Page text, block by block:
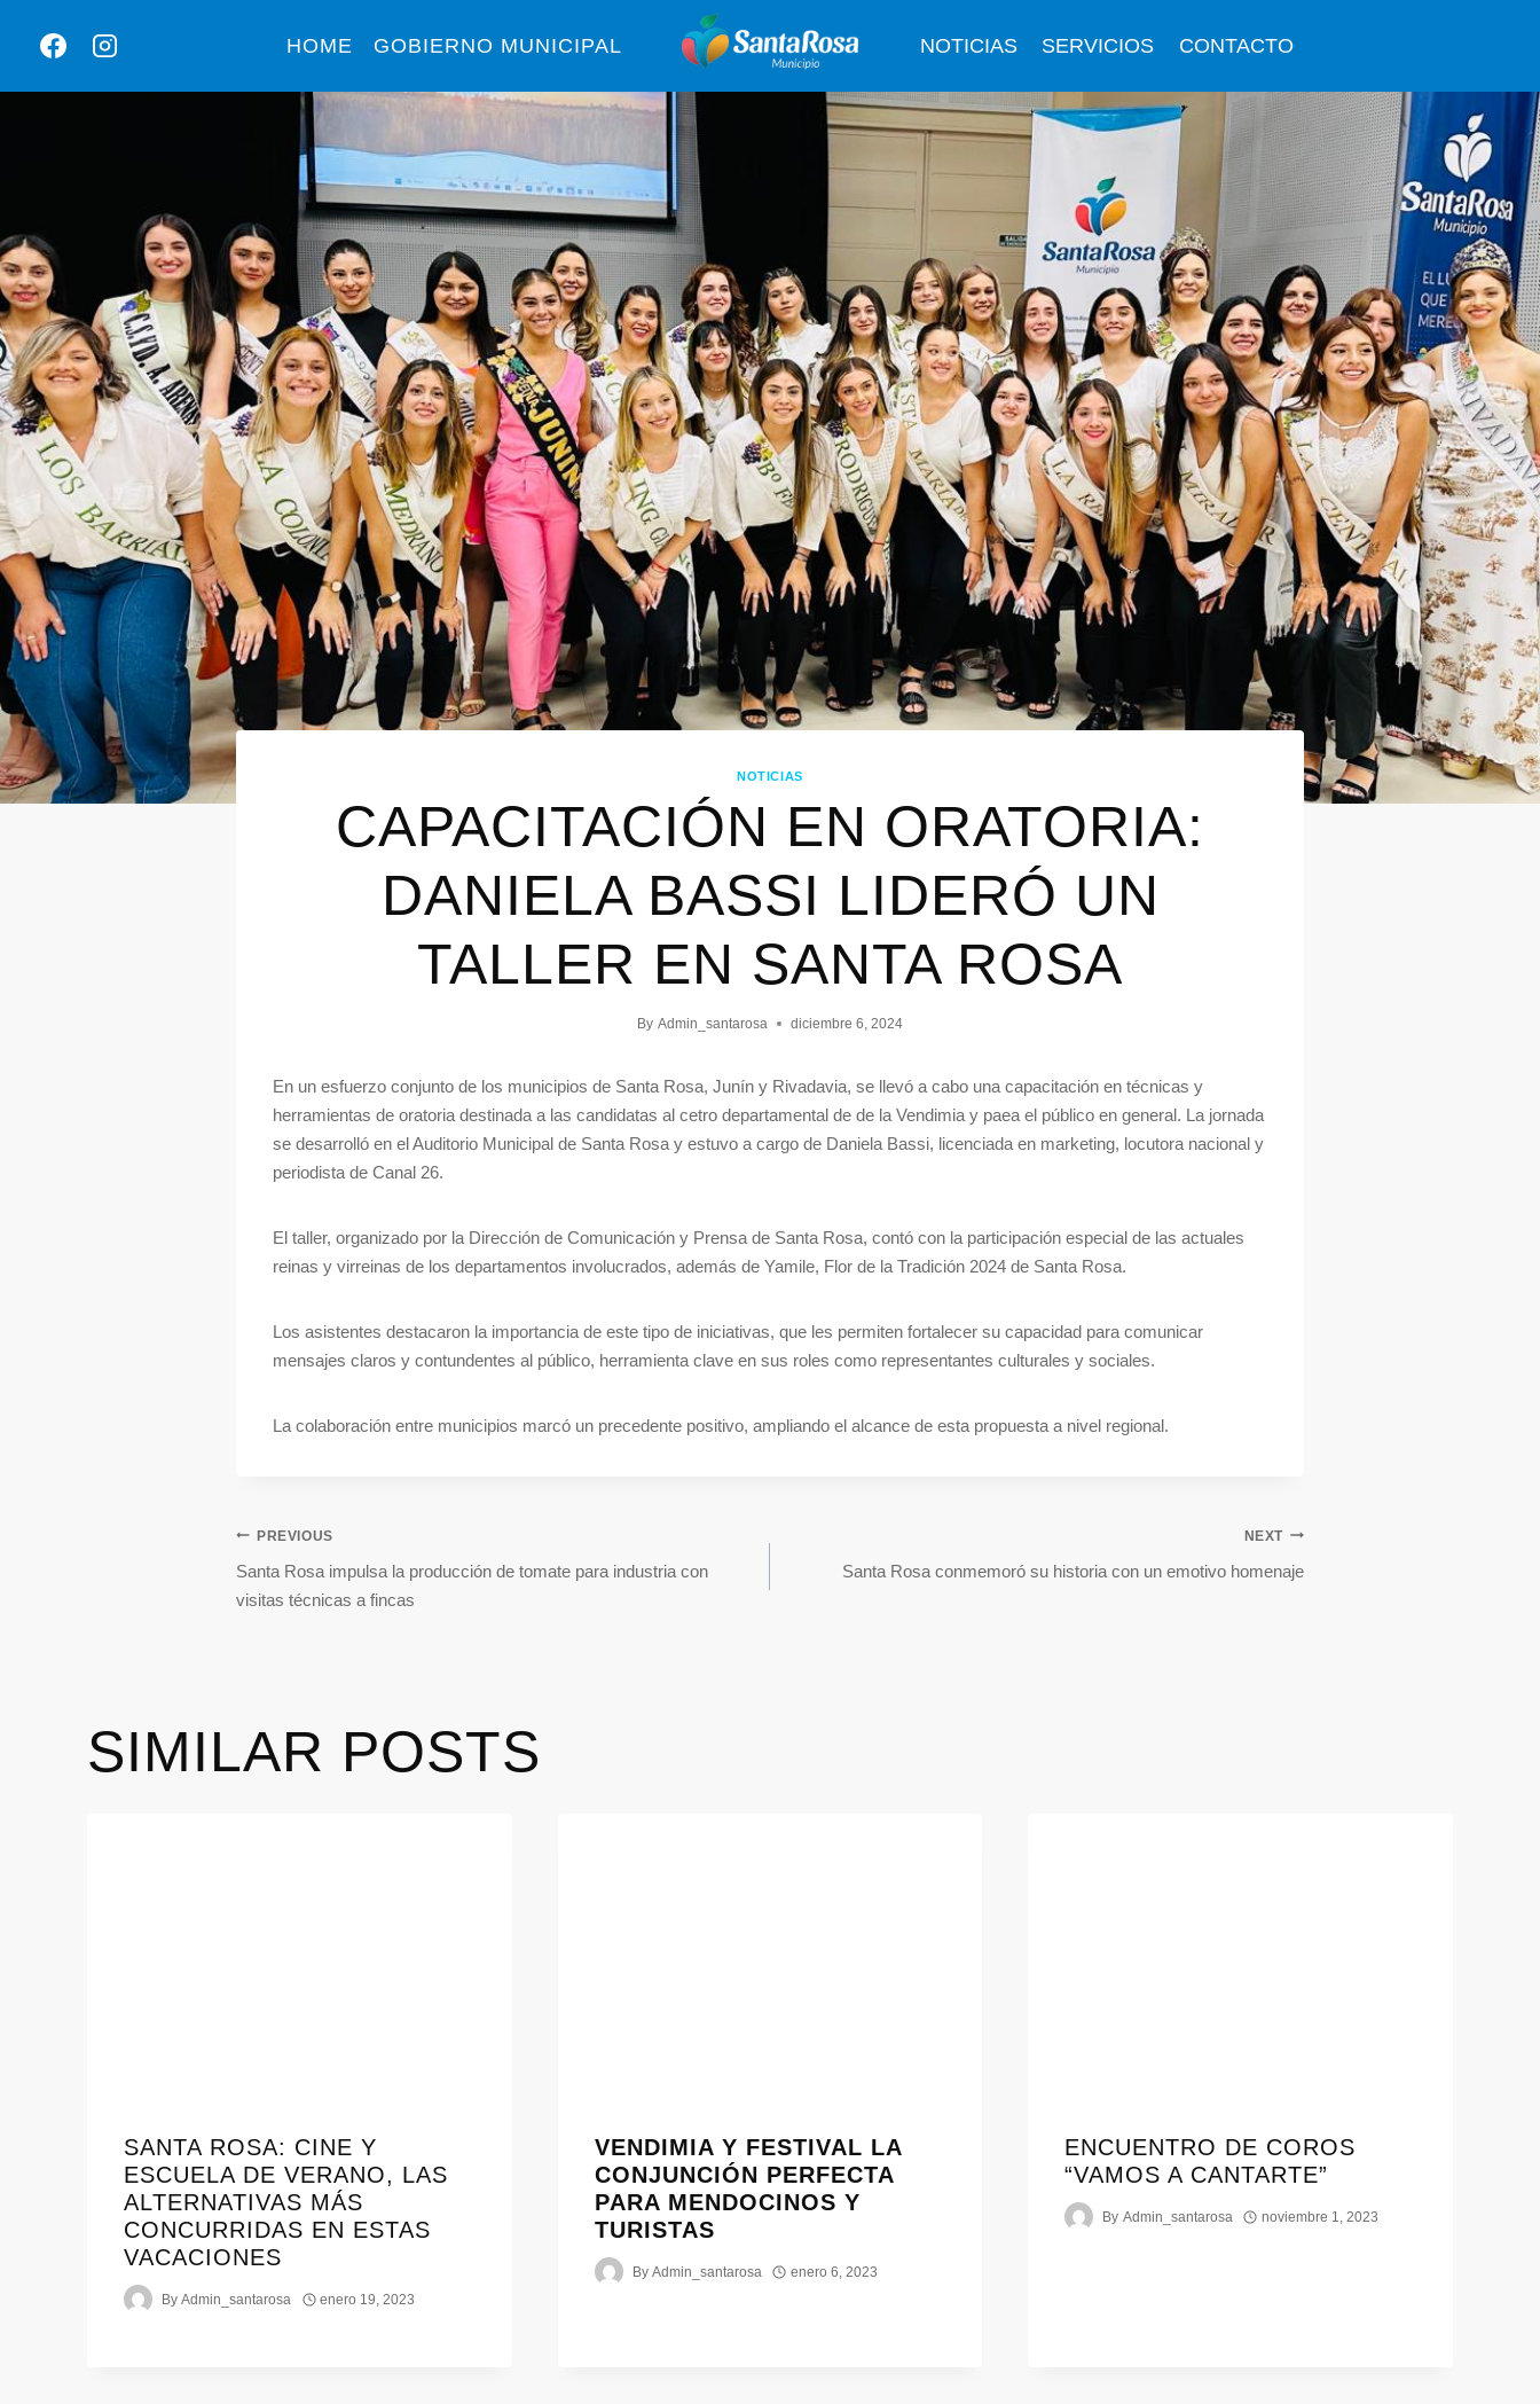
HOME GOBIERNO MUNICIPAL NOTICIAS SERVICIOS CONTACTO
NOTICIAS
CAPACITACIÓN EN ORATORIA:
DANIELA BASSI LIDERÓ UN
TALLER EN SANTA ROSA
By Admin_santarosa diciembre 6, 2024
En un esfuerzo conjunto de los municipios de Santa Rosa, Junín y Rivadavia, se llevó a cabo una capacitación en técnicas y
herramientas de oratoria destinada a las candidatas al cetro departamental de de la Vendimia y paea el público en general. La jornada
se desarrolló en el Auditorio Municipal de Santa Rosa y estuvo a cargo de Daniela Bassi, licenciada en marketing, locutora nacional y
periodista de Canal 26.
El taller, organizado por la Dirección de Comunicación y Prensa de Santa Rosa, contó con la participación especial de las actuales
reinas y virreinas de los departamentos involucrados, además de Yamile, Flor de la Tradición 2024 de Santa Rosa.
Los asistentes destacaron la importancia de este tipo de iniciativas, que les permiten fortalecer su capacidad para comunicar
mensajes claros y contundentes al público, herramienta clave en sus roles como representantes culturales y sociales.
La colaboración entre municipios marcó un precedente positivo, ampliando el alcance de esta propuesta a nivel regional.
PREVIOUS
Santa Rosa impulsa la producción de tomate para industria con
visitas técnicas a fincas
NEXT
Santa Rosa conmemoró su historia con un emotivo homenaje
SIMILAR POSTS
SANTA ROSA: CINE Y
ESCUELA DE VERANO, LAS
ALTERNATIVAS MÁS
CONCURRIDAS EN ESTAS
VACACIONES
By Admin_santarosa enero 19, 2023
VENDIMIA Y FESTIVAL LA
CONJUNCIÓN PERFECTA
PARA MENDOCINOS Y
TURISTAS
By Admin_santarosa enero 6, 2023
ENCUENTRO DE COROS
“VAMOS A CANTARTE”
By Admin_santarosa noviembre 1, 2023